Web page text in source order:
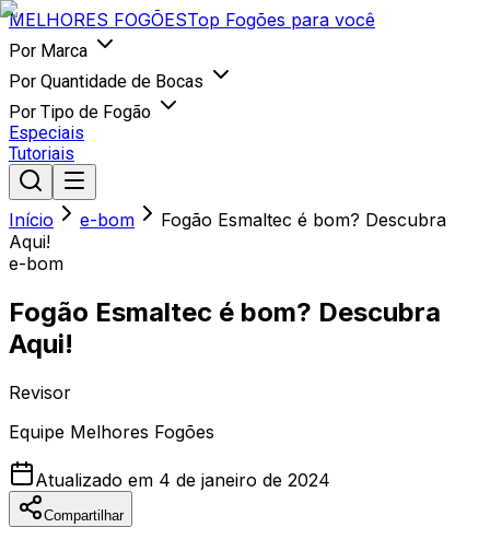
MELHORES FOGÕESTop Fogões para você
Por Marca
Por Quantidade de Bocas
Por Tipo de Fogão
Especiais
Tutoriais
Início e-bom
Fogão Esmaltec é bom? Descubra
Aqui!
e-bom
Fogão Esmaltec é bom? Descubra
Aqui!
Revisor
Equipe Melhores Fogões
Atualizado em 4 de janeiro de 2024
Compartilhar